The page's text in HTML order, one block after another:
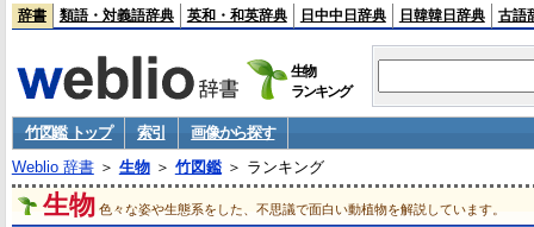
辞書 類語・対義語辞典 英和・和英辞典 日中中日辞典 日韓韓日辞典 古語
生物
ランキング
竹図鑑 トップ 索引
画像から探す
Weblio 辞書＞ 生物＞ 竹図鑑＞ ランキング
生物 色々な姿や生態系をした、不思議で面白い動植物を解説しています。